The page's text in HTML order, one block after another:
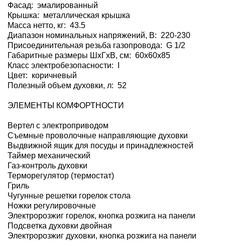
Фасад: эмалированный
Крышка: металлическая крышка
Масса нетто, кг: 43.5
Диапазон номинальных напряжений, В: 220-230
Присоединительная резьба газопровода: G 1/2
Габаритные размеры ШхГхВ, см: 60x60x85
Класс электробезопасности: I
Цвет: коричневый
Полезный объем духовки, л: 52
ЭЛЕМЕНТЫ КОМФОРТНОСТИ
Вертел с электроприводом
Съемные проволочные направляющие духовки
Выдвижной ящик для посуды и принадлежностей
Таймер механический
Газ-контроль духовки
Терморегулятор (термостат)
Гриль
Чугунные решетки горелок стола
Ножки регулировочные
Электророзжиг горелок, кнопка розжига на панели
Подсветка духовки двойная
Электророзжиг духовки, кнопка розжига на панели